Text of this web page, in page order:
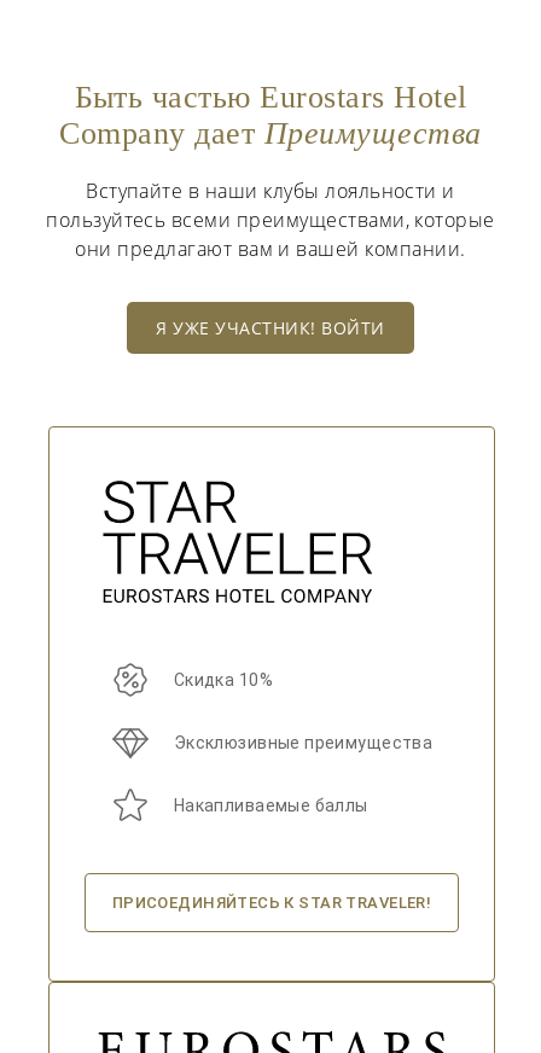
Быть частью Eurostars Hotel
Company дает Преимущества
Вступайте в наши клубы лояльности и
пользуйтесь всеми преимуществами, которые
они предлагают вам и вашей компании.
Я УЖЕ УЧАСТНИК! ВОЙТИ
Скидка 10%
Эксклюзивные преимущества
Накапливаемые баллы
ПРИСОЕДИНЯЙТЕСЬ К STAR TRAVELER!